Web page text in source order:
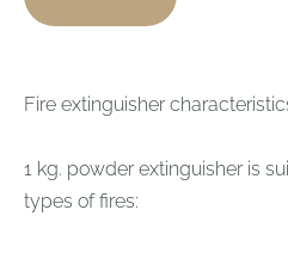
Fire extinguisher
1 kg. powder extinguisher is
types of fires: